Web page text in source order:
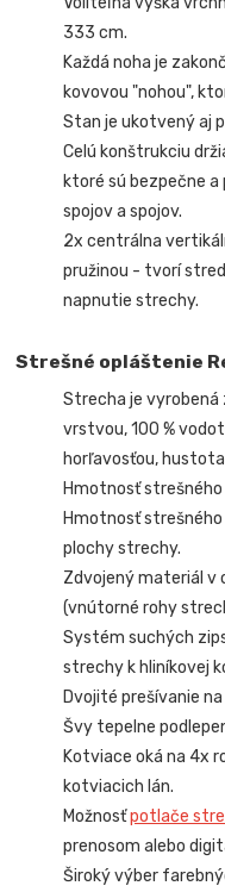
333 cm.
Každá noha je
kovovou "nohou",
Stan je ukotvený aj
Celú konštrukciu
ktoré sú bezpečne
spojov a spojov.
2x centrálna
pružinou - tvorí
napnutie strechy.
Strešné opláštenie
Strecha je vyrobená
vrstvou, 100 %
horľavosťou,
Hmotnosť strešného
Hmotnosť
plochy strechy.
Zdvojený materiál v
(vnútorné rohy
Systém suchých
strechy k hliníkovej
Dvojité prešívanie
Švy tepelne
Kotviace oká na 4x
kotviacich lán.
Možnosťpotlače
prenosom alebo
Široký výber